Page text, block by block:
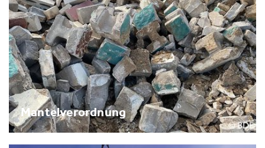
Mantelverordnung